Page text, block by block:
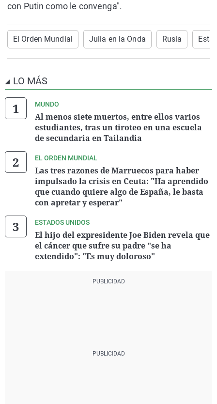
con Putin como le convenga".
El Orden Mundial Julia en la Onda Rusia
LO MÁS
MUNDO
Al menos siete muertos, entre ellos varios
estudiantes, tras un tiroteo en una escuela
de secundaria en Tailandia
EL ORDEN MUNDIAL
Las tres razones de Marruecos para haber
impulsado la crisis en Ceuta: "Ha aprendido
que cuando quiere algo de España, le basta
con apretar y esperar"
ESTADOS UNIDOS
El hijo del expresidente Joe Biden revela que
el cáncer que sufre su padre "se ha
extendido": "Es muy doloroso"